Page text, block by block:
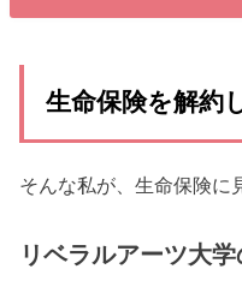
生命保険を解約
そんな私が、生命保険に
リベラルアーツ大